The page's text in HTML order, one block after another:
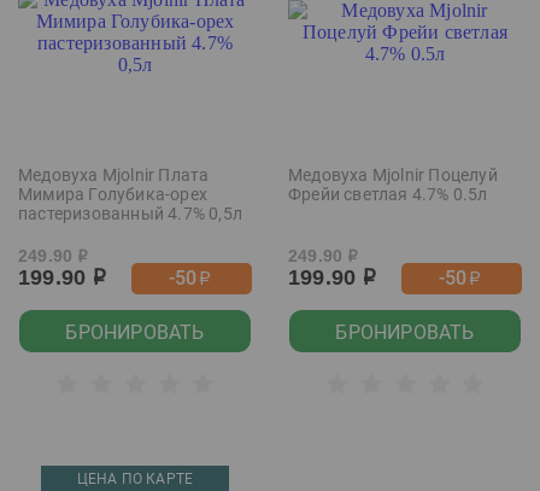
Медовуха Mjolnir Плата
Мимира Голубика-орех
пастеризованный 4.7% 0,5л
249.90 р
199.90 р -50р
БРОНИРОВАТЬ
Медовуха Mjolnir Поцелуй
Фрейи светлая 4.7% 0.5л
249.90 р
199.90 р -50р
БРОНИРОВАТЬ
ЦЕНА ПО КАРТЕ